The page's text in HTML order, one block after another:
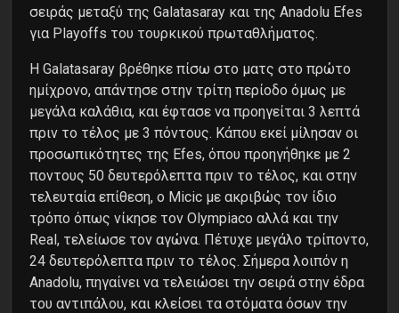
σειράς μεταξύ της Galatasaray και της Anadolu Efes
για Playoffs του τουρκικού πρωταθλήματος.
Η Galatasaray βρέθηκε πίσω στο ματς στο πρώτο
ημίχρονο, απάντησε στην τρίτη περίοδο όμως με
μεγάλα καλάθια, και έφτασε να προηγείται 3 λεπτά
πριν το τέλος με 3 πόντους. Κάπου εκεί μίλησαν οι
προσωπικότητες της Efes, όπου προηγήθηκε με 2
ποντους 50 δευτερόλεπτα πριν το τέλος, και στην
τελευταία επίθεση, ο Micic με ακριβώς τον ίδιο
τρόπο όπως νίκησε τον Olympiaco αλλά και την
Real, τελείωσε τον αγώνα. Πέτυχε μεγάλο τρίποντο,
24 δευτερόλεπτα πριν το τέλος. Σήμερα λοιπόν η
Anadolu, πηγαίνει να τελειώσει την σειρά στην έδρα
του αντιπάλου, και κλείσει τα στόματα όσων την